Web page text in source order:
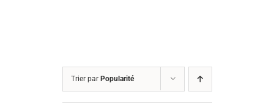
Trier par Popularité